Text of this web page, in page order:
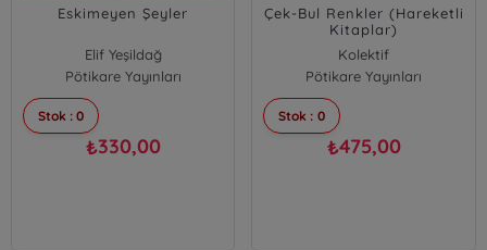
Eskimeyen Şeyler
Elif Yeşildağ
Pötikare Yayınları
Stok : 0
₺330,00
Çek-Bul Renkler (Hareketli
Kitaplar)
Kolektif
Pötikare Yayınları
Stok : 0
₺475,00